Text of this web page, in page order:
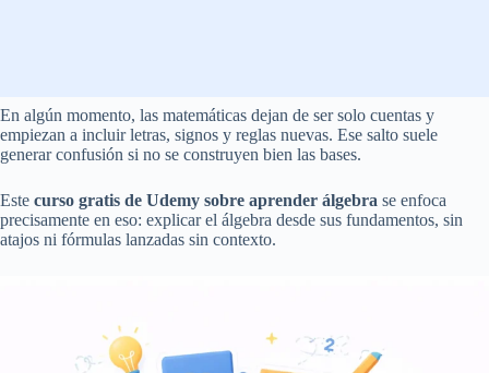
En algún momento, las matemáticas dejan de ser solo cuentas y
empiezan a incluir letras, signos y reglas nuevas. Ese salto suele
generar confusión si no se construyen bien las bases.
Este curso gratis de Udemy sobre aprender álgebra se enfoca
precisamente en eso: explicar el álgebra desde sus fundamentos, sin
atajos ni fórmulas lanzadas sin contexto.